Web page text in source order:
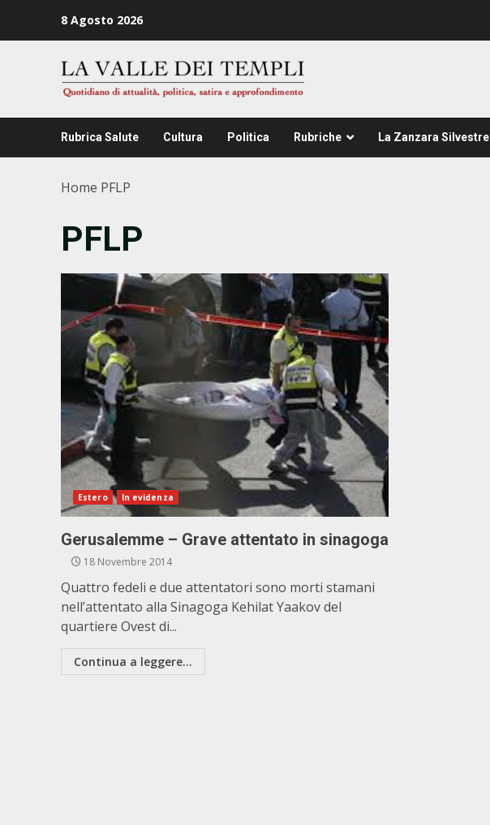
8 Agosto 2026
Rubrica Salute Cultura Politica Rubriche La Zanzara Silvestre
Home PFLP
PFLP
Estero In evidenza
Gerusalemme – Grave attentato in sinagoga
18 Novembre 2014
Quattro fedeli e due attentatori sono morti stamani
nell’attentato alla Sinagoga Kehilat Yaakov del
quartiere Ovest di...
Continua a leggere...